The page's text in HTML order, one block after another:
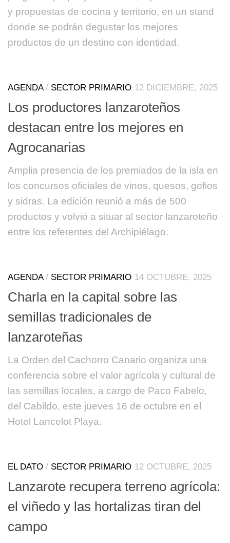
y propuestas de cocina y territorio, en un stand
donde se podrán degustar los mejores
productos de un destino con identidad.
AGENDA/ SECTOR PRIMARIO 12 DICIEMBRE, 2025
Los productores lanzaroteños
destacan entre los mejores en
Agrocanarias
Amplia presencia de los premiados de la isla en
los concursos oficiales de vinos, quesos, gofios
y sidras. La edición reunió a más de 500
productos y volvió a situar al sector lanzaroteño
entre los referentes del Archipiélago.
AGENDA/ SECTOR PRIMARIO 14 OCTUBRE, 2025
Charla en la capital sobre las
semillas tradicionales de
lanzaroteñas
La Orden del Cachorro Canario organiza una
conferencia sobre el valor agrícola y cultural de
las semillas locales, a cargo de Paco Fabelo,
del Cabildo, este jueves 16 de octubre en el
Hotel Lancelot Playa.
EL DATO / SECTOR PRIMARIO 12 OCTUBRE, 2025
Lanzarote recupera terreno agrícola:
el viñedo y las hortalizas tiran del
campo